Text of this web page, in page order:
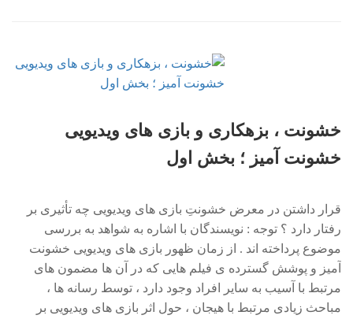
خشونت ، بزهکاری و بازی های ویدیویی
خشونت آمیز ؛ بخش اول
قرار داشتن در معرض خشونتِ بازی های ویدیویی چه تأثیری بر
رفتار دارد ؟ توجه : نویسندگان با اشاره به شواهد به بررسی
موضوع پرداخته اند . از زمان ظهور بازی های ویدیویی خشونت
آمیز و پوشش گسترده ی فیلم هایی که در آن ها مضمون های
مرتبط با آسیب به سایر افراد وجود دارد ، توسط رسانه ها ،
مباحث زیادی مرتبط با هیجان ، حول اثر بازی های ویدیویی بر